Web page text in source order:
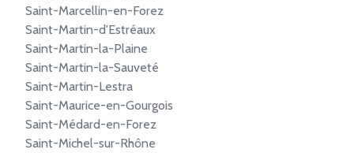
Saint-Marcellin-en-Forez
Saint-Martin-d'Estréaux
Saint-Martin-la-Plaine
Saint-Martin-la-Sauveté
Saint-Martin-Lestra
Saint-Maurice-en-Gourgois
Saint-Médard-en-Forez
Saint-Michel-sur-Rhône